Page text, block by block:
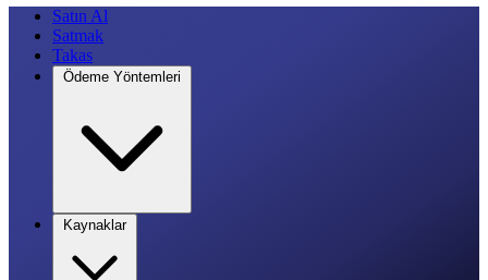
Satın Al
Satmak
Takas
Ödeme Yöntemleri
Kaynaklar